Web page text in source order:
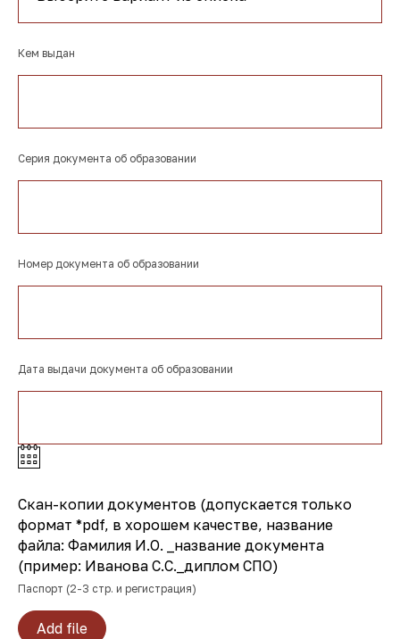
Кем выдан
Серия документа об образовании
Номер документа об образовании
Дата выдачи документа об образовании
Скан-копии документов (допускается только
формат *pdf, в хорошем качестве, название
файла: Фамилия И.О. _название документа
(пример: Иванова С.С._диплом СПО)
Паспорт (2-3 стр. и регистрация)
Add file